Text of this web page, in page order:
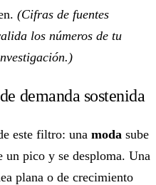
(Cifras de fuentes
los números de tu
demanda sostenida
este filtro: una moda sube
un pico y se desploma. Una
plana o de crecimiento